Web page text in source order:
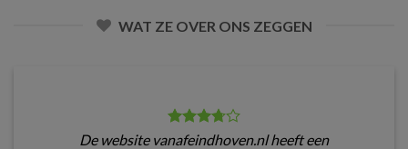
WAT ZE OVER ONS ZEGGEN
De website vanafeindhoven.nl heeft een